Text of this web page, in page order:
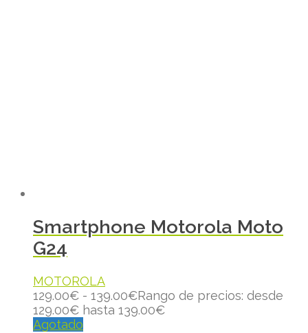
Smartphone Motorola Moto
G24
MOTOROLA
129.00€ - 139.00€Rango de precios: desde
129.00€ hasta 139.00€
Agotado